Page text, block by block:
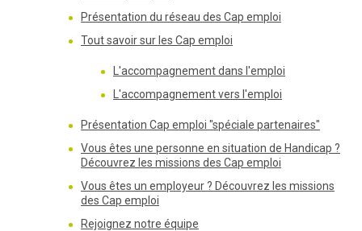
Présentation du réseau des Cap emploi
Tout savoir sur les Cap emploi
L'accompagnement dans l'emploi
L'accompagnement vers l'emploi
Présentation Cap emploi "spéciale partenaires"
Vous êtes une personne en situation de Handicap ?
Découvrez les missions des Cap emploi
Vous êtes un employeur ? Découvrez les missions
des Cap emploi
Rejoignez notre équipe